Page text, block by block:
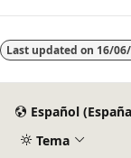
Last updated on 16/
Español
Tema